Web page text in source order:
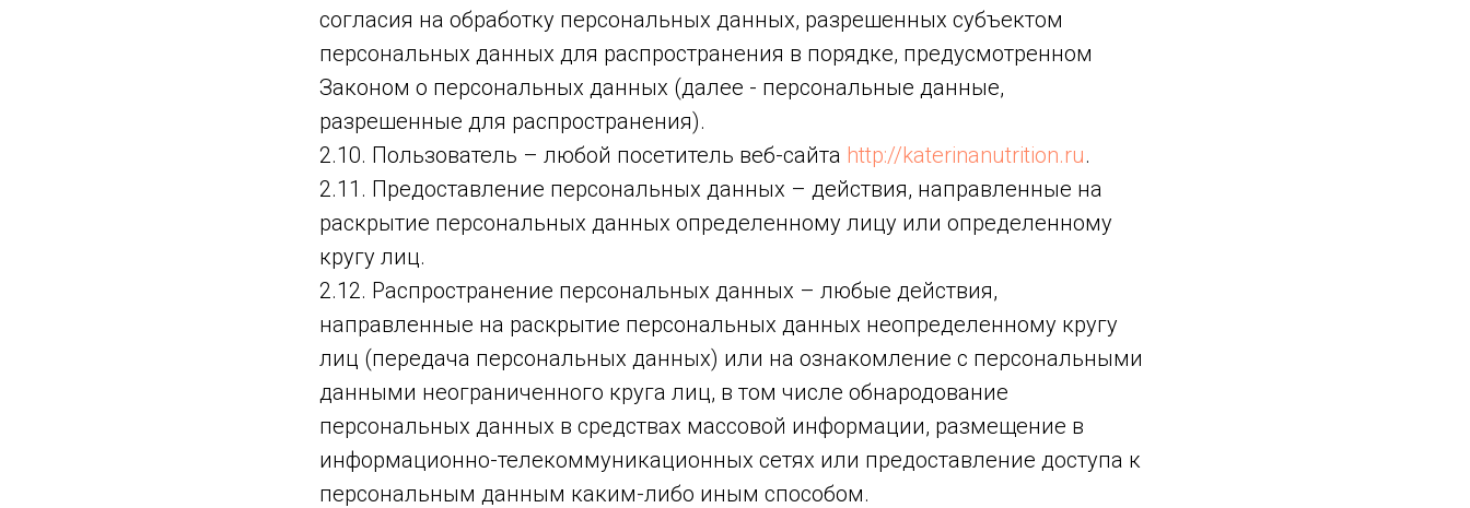
согласия на обработку персональных данных, разрешенных субъектом
персональных данных для распространения в порядке, предусмотренном
Законом о персональных данных (далее - персональные данные,
разрешенные для распространения).
2.10. Пользователь – любой посетитель веб-сайта http://katerinanutrition.ru.
2.11. Предоставление персональных данных – действия, направленные на
раскрытие персональных данных определенному лицу или определенному
кругу лиц.
2.12. Распространение персональных данных – любые действия,
направленные на раскрытие персональных данных неопределенному кругу
лиц (передача персональных данных) или на ознакомление с персональными
данными неограниченного круга лиц, в том числе обнародование
персональных данных в средствах массовой информации, размещение в
информационно-телекоммуникационных сетях или предоставление доступа к
персональным данным каким-либо иным способом.